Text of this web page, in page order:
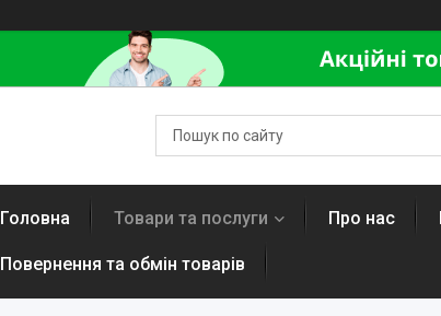
Головна Товари та послуги Про нас
Повернення та обмін товарів